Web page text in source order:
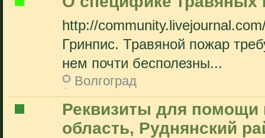
http://
Гринпис. Травяной пожар
нем почти бесполезны...
Волгоград
Реквизиты для помощи
область, Руднянский